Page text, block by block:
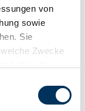
von
sowie
Sie
Zwecke